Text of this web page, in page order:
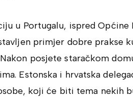
u Portugalu, ispred
primjer dobre prakse
posjete staračkom
Estonska i hrvatska
koji će biti tema nekih